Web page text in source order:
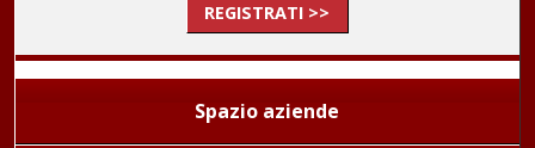
REGISTRATI >>
Spazio aziende